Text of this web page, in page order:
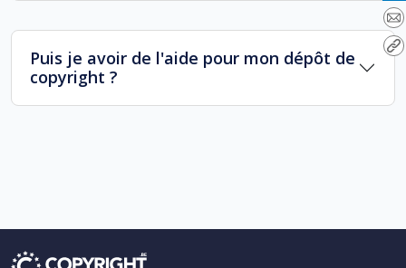
Puis je avoir de l'aide pour mon dépôt de
copyright ?